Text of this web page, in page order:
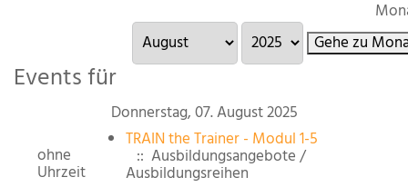
Gehe zu
Events für
Donnerstag, 07. August 2025
ohne
Uhrzeit
TRAIN the Trainer - Modul 1-5
:: Ausbildungsangebote /
Ausbildungsreihen